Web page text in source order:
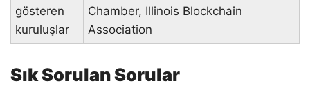
gösteren
kuruluşlar
Chamber, Illinois Blockchain
Association
Sık Sorulan Sorular